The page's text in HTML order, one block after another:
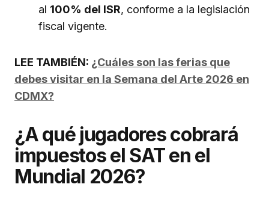
al 100% del ISR, conforme a la legislación
fiscal vigente.
LEE TAMBIÉN: ¿Cuáles son las ferias que
debes visitar en la Semana del Arte 2026 en
CDMX?
¿A qué jugadores cobrará
impuestos el SAT en el
Mundial 2026?